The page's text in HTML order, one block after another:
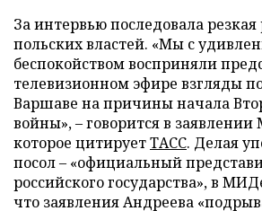
За интервью последовала
польских властей. «Мы с
беспокойством восприняли
телевизионном эфире взгляды
Варшаве на причины начала
войны», – говорится в
которое цитируетТАСС. Делая
посол – «официальный
российского государства», в
что заявления Андреева